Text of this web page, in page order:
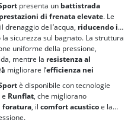
presenta un battistrada
prestazioni di frenataelevate. Le
drenaggio dell’acqua, riducendo il
sicurezza sul bagnato. La struttura
uniforme della pressione,
mentre la resistenza al
migliorare l’efficienza nei
è disponibile con tecnologie
e Runflat, che migliorano
foratura, il comfort acusticoe la